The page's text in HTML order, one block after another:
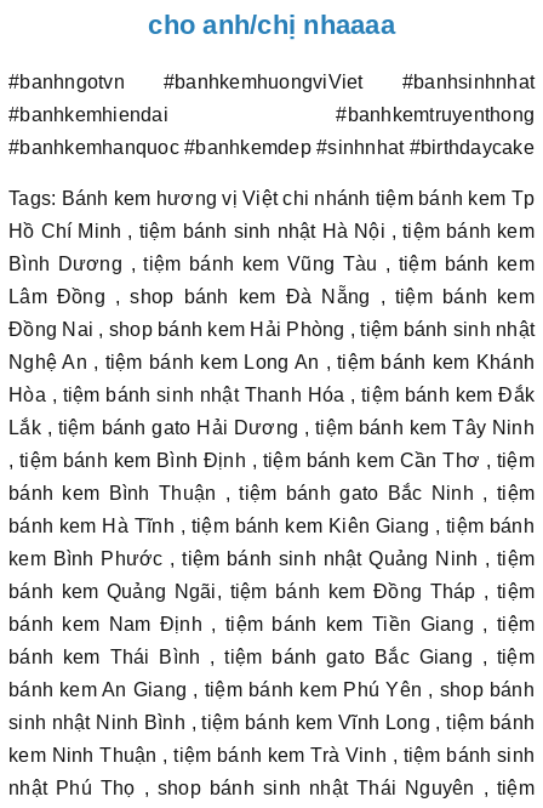
cho anh/chị nhaaaa
#banhngotvn #banhkemhuongviViet #banhsinhnhat
#banhkemhiendai #banhkemtruyenthong
#banhkemhanquoc #banhkemdep #sinhnhat #birthdaycake
Tags: Bánh kem hương vị Việt chi nhánh tiệm bánh kem Tp
Hồ Chí Minh , tiệm bánh sinh nhật Hà Nội , tiệm bánh kem
Bình Dương , tiệm bánh kem Vũng Tàu , tiệm bánh kem
Lâm Đồng , shop bánh kem Đà Nẵng , tiệm bánh kem
Đồng Nai , shop bánh kem Hải Phòng , tiệm bánh sinh nhật
Nghệ An , tiệm bánh kem Long An , tiệm bánh kem Khánh
Hòa , tiệm bánh sinh nhật Thanh Hóa , tiệm bánh kem Đắk
Lắk , tiệm bánh gato Hải Dương , tiệm bánh kem Tây Ninh
, tiệm bánh kem Bình Định , tiệm bánh kem Cần Thơ , tiệm
bánh kem Bình Thuận , tiệm bánh gato Bắc Ninh , tiệm
bánh kem Hà Tĩnh , tiệm bánh kem Kiên Giang , tiệm bánh
kem Bình Phước , tiệm bánh sinh nhật Quảng Ninh , tiệm
bánh kem Quảng Ngãi, tiệm bánh kem Đồng Tháp , tiệm
bánh kem Nam Định , tiệm bánh kem Tiền Giang , tiệm
bánh kem Thái Bình , tiệm bánh gato Bắc Giang , tiệm
bánh kem An Giang , tiệm bánh kem Phú Yên , shop bánh
sinh nhật Ninh Bình , tiệm bánh kem Vĩnh Long , tiệm bánh
kem Ninh Thuận , tiệm bánh kem Trà Vinh , tiệm bánh sinh
nhật Phú Thọ , shop bánh sinh nhật Thái Nguyên , tiệm